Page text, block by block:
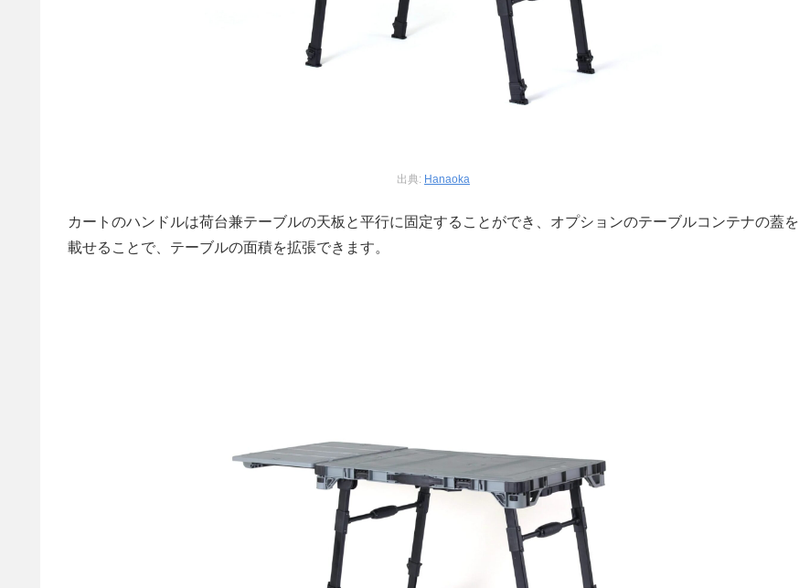
出典: Hanaoka
カートのハンドルは荷台兼テーブルの天板と平行に固定することができ、オプションのテーブルコンテナの蓋を
載せることで、テーブルの面積を拡張できます。